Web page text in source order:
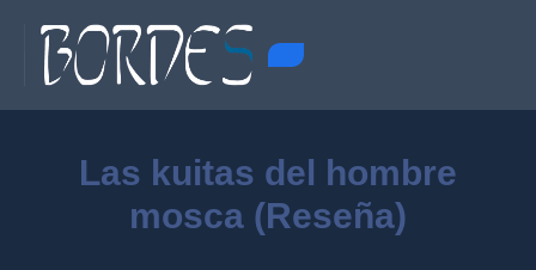
Las kuitas del hombre
mosca (Reseña)